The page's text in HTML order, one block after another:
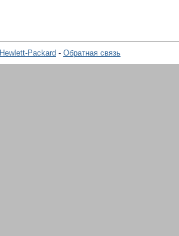
Hewlett-Packard - Обратная связь